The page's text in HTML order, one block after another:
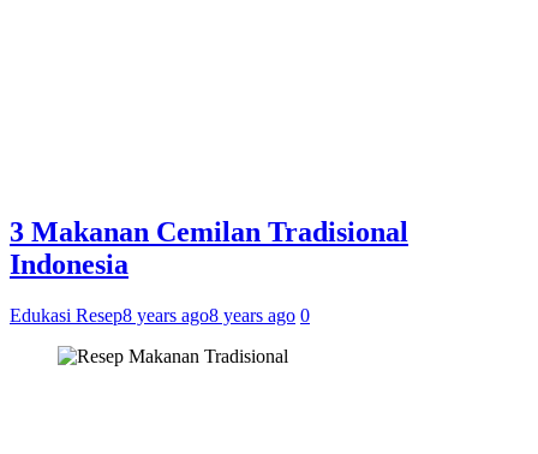
3 Makanan Cemilan Tradisional
Indonesia
Edukasi Resep8 years ago8 years ago 0